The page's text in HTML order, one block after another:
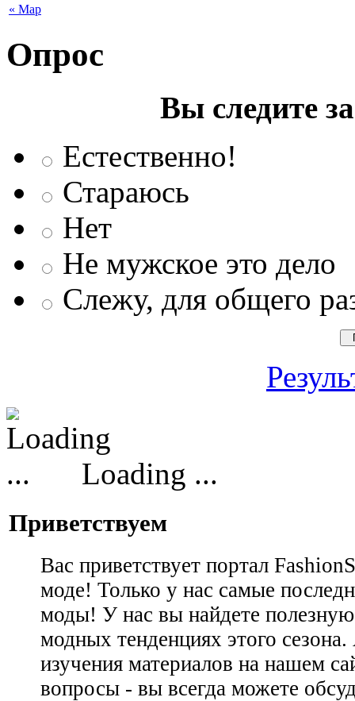
« Мар
Опрос
Вы следите
Естественно!
Стараюсь
Нет
Не мужское это дело
Слежу, для общего
Loading ...
Приветствуем
Вас приветствует портал
моде! Только у нас самые
моды! У нас вы найдете
модных тенденциях этого
изучения материалов на нашем
вопросы - вы всегда можете